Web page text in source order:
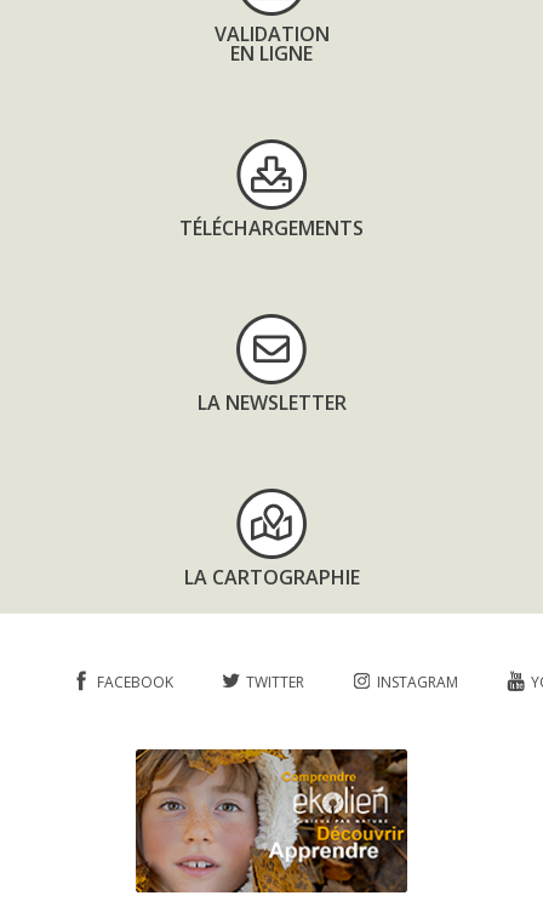
VALIDATION
EN LIGNE
TÉLÉCHARGEMENTS
LA NEWSLETTER
LA CARTOGRAPHIE
FACEBOOK TWITTER INSTAGRAM